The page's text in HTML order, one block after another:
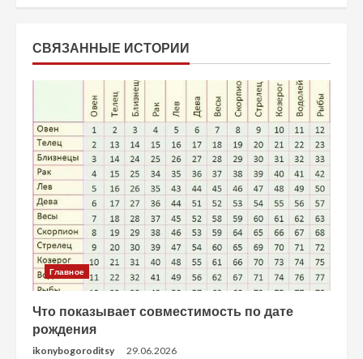
СВЯЗАННЫЕ ИСТОРИИ
Главное
Что показывает совместимость по дате
рождения
ikonybogoroditsy 29.06.2026